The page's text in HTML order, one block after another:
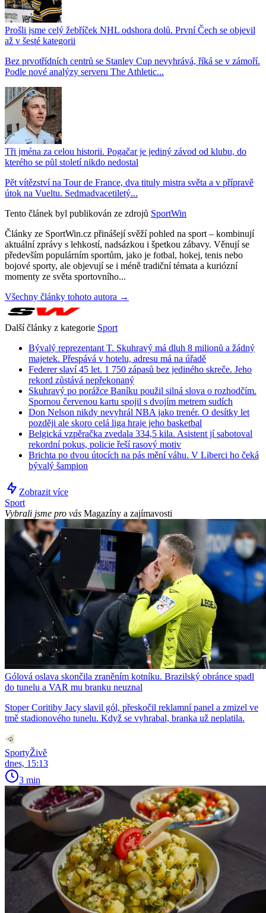
Prošli jsme celý žebříček NHL odshora dolů. První Čech se objevil
až v šesté kategorii
Bez prvotřídních centrů se Stanley Cup nevyhrává, říká se v zámoří.
Podle nové analýzy serveru The Athletic...
Tři jména za celou historii. Pogačar je jediný závod od klubu, do
kterého se půl století nikdo nedostal
Pět vítězství na Tour de France, dva tituly mistra světa a v přípravě
útok na Vueltu. Sedmadvacetiletý...
Tento článek byl publikován ze zdrojů SportWin
Články ze SportWin.cz přinášejí svěží pohled na sport – kombinují
aktuální zprávy s lehkostí, nadsázkou i špetkou zábavy. Věnují se
především populárním sportům, jako je fotbal, hokej, tenis nebo
bojové sporty, ale objevují se i méně tradiční témata a kuriózní
momenty ze světa sportovního...
Všechny články tohoto autora →
Další články z kategorie Sport
Bývalý reprezentant T. Skuhravý má dluh 8 milionů a žádný
majetek. Přespává v hotelu, adresu má na úřadě
Federer slaví 45 let. 1 750 zápasů bez jediného skreče. Jeho
rekord zůstává nepřekonaný
Skuhravý po porážce Baníku použil silná slova o rozhodčím.
Spornou červenou kartu spojil s dvojím metrem sudích
Don Nelson nikdy nevyhrál NBA jako trenér. O desítky let
později ale skoro celá liga hraje jeho basketbal
Belgická vzpěračka zvedala 334,5 kila. Asistent jí sabotoval
rekordní pokus, policie řeší rasový motiv
Brichta po dvou útocích na pás mění váhu. V Liberci ho čeká
bývalý šampion
Zobrazit více
Sport
Vybrali jsme pro vás Magazíny a zajímavosti
Gólová oslava skončila zraněním kotníku. Brazilský obránce spadl
do tunelu a VAR mu branku neuznal
Stoper Coritiby Jacy slavil gól, přeskočil reklamní panel a zmizel ve
tmě stadionového tunelu. Když se vyhrabal, branka už neplatila.
SportyŽivě
dnes, 15:13
3 min